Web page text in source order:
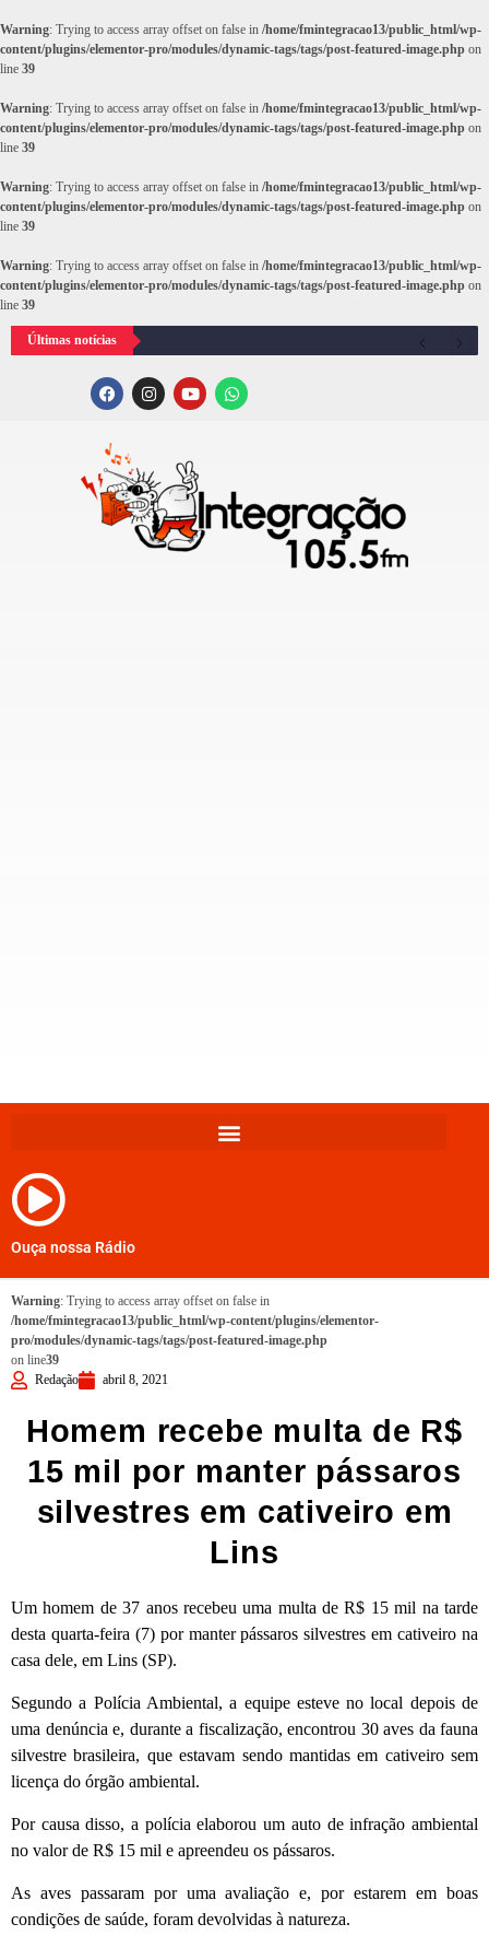
Warning: Trying to access array offset on false in /home/fmintegracao13/public_html/wp-
content/plugins/elementor-pro/modules/dynamic-tags/tags/post-featured-image.php on
line 39
Warning: Trying to access array offset on false in /home/fmintegracao13/public_html/wp-
content/plugins/elementor-pro/modules/dynamic-tags/tags/post-featured-image.php on
line 39
Warning: Trying to access array offset on false in /home/fmintegracao13/public_html/wp-
content/plugins/elementor-pro/modules/dynamic-tags/tags/post-featured-image.php on
line 39
Warning: Trying to access array offset on false in /home/fmintegracao13/public_html/wp-
content/plugins/elementor-pro/modules/dynamic-tags/tags/post-featured-image.php on
line 39
Últimas notícias
Ouça nossa Rádio
Warning: Trying to access array offset on false in
/home/fmintegracao13/public_html/wp-content/plugins/elementor-
pro/modules/dynamic-tags/tags/post-featured-image.php
on line39
Redação
abril 8, 2021
Homem recebe multa de R$
15 mil por manter pássaros
silvestres em cativeiro em
Lins
Um homem de 37 anos recebeu uma multa de R$ 15 mil na tarde
desta quarta-feira (7) por manter pássaros silvestres em cativeiro na
casa dele, em Lins (SP).
Segundo a Polícia Ambiental, a equipe esteve no local depois de
uma denúncia e, durante a fiscalização, encontrou 30 aves da fauna
silvestre brasileira, que estavam sendo mantidas em cativeiro sem
licença do órgão ambiental.
Por causa disso, a polícia elaborou um auto de infração ambiental
no valor de R$ 15 mil e apreendeu os pássaros.
As aves passaram por uma avaliação e, por estarem em boas
condições de saúde, foram devolvidas à natureza.